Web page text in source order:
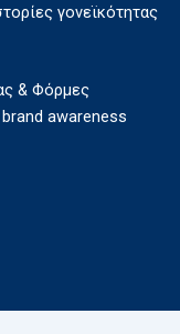
γονεϊκότητας
& Φόρμες
awareness